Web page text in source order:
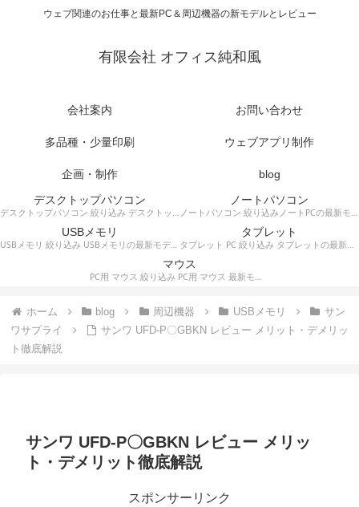
ウェブ関連のお仕事と最新PC＆周辺機器の新モデルとレビュー
有限会社 オフィス純和風
会社案内 お問い合わせ
多品種・少量印刷 ウェブアプリ制作
企画・制作
blog
デスクトップパソコン
デスクトップパソコン 絞り込み デスクトップPCの最新モデルやスペック・仕様に関する情報。
ノートパソコン
ノートパソコン 絞り込みノートPCの最新モデルやスペック・仕様に関する情報。
USBメモリ
USBメモリ 絞り込み USBメモリの最新モデルやスペック・仕様に関する情報。
タブレット
タブレット PC 絞り込み タブレットの最新モデルやスペック・仕様に関する情報。
マウス
PC用 マウス 絞り込み PC用 マウス 最新モデルやスペック・仕様に関する情報。ワイヤレスマウス、有線マウス、接続タイプなど。
ホーム blog 周辺機器 USBメモリ
サン
ワサプライ
サンワ UFD-P〇GBKN レビュー メリット・デメリッ
ト徹底解説
サンワ UFD-P〇GBKN レビュー メリッ
ト・デメリット徹底解説
スポンサーリンク